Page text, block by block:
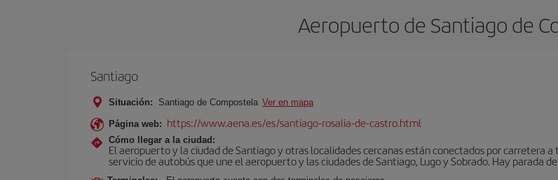
Aeropuerto de Santiago de
Santiago
Situación: Santiago de Compostela Ver en mapa
Página web: https://www.aena.es/es/santiago-rosalia-de-castro.html
Cómo llegar a la ciudad:
El aeropuerto y la ciudad de Santiago y otras localidades cercanas están conectados por carretera
servicio de autobús que une el aeropuerto y las ciudades de Santiago, Lugo y Sobrado. Hay parada